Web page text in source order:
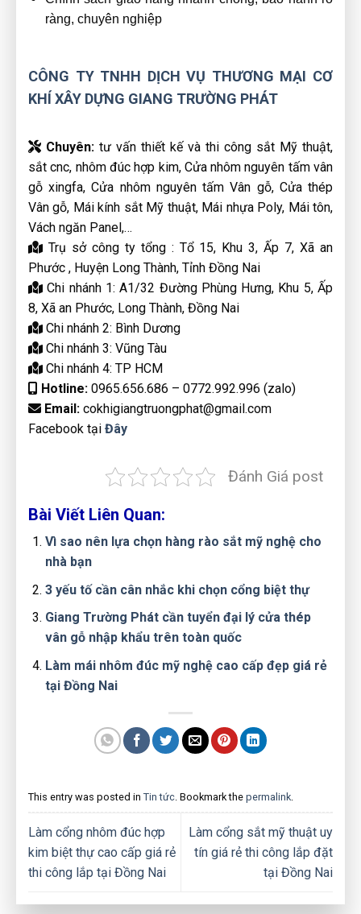
ràng, chuyên nghiệp
CÔNG TY TNHH DỊCH VỤ THƯƠNG MẠI CƠ
KHÍ XÂY DỰNG GIANG TRƯỜNG PHÁT
Chuyên: tư vấn thiết kế và thi công sắt Mỹ thuật,
sắt cnc, nhôm đúc hợp kim, Cửa nhôm nguyên tấm vân
gỗ xingfa, Cửa nhôm nguyên tấm Vân gỗ, Cửa thép
Vân gỗ, Mái kính sắt Mỹ thuật, Mái nhựa Poly, Mái tôn,
Vách ngăn Panel,…
Trụ sở công ty tổng : Tổ 15, Khu 3, Ấp 7, Xã an
Phước , Huyện Long Thành, Tỉnh Đồng Nai
Chi nhánh 1: A1/32 Đường Phùng Hưng, Khu 5, Ấp
8, Xã an Phước, Long Thành, Đồng Nai
Chi nhánh 2: Bình Dương
Chi nhánh 3: Vũng Tàu
Chi nhánh 4: TP HCM
Hotline: 0965.656.686 – 0772.992.996 (zalo)
Email: cokhigiangtruongphat@gmail.com
Facebook tại Đây
Đánh Giá post
Bài Viết Liên Quan:
Vì sao nên lựa chọn hàng rào sắt mỹ nghệ cho
nhà bạn
3 yếu tố cần cân nhắc khi chọn cổng biệt thự
Giang Trường Phát cần tuyển đại lý cửa thép
vân gỗ nhập khẩu trên toàn quốc
Làm mái nhôm đúc mỹ nghệ cao cấp đẹp giá rẻ
tại Đồng Nai
This entry was posted in Tin tức. Bookmark the permalink.
Làm cổng nhôm đúc hợp
kim biệt thự cao cấp giá rẻ
thi công lắp tại Đồng Nai
Làm cổng sắt mỹ thuật uy
tín giá rẻ thi công lắp đặt
tại Đồng Nai